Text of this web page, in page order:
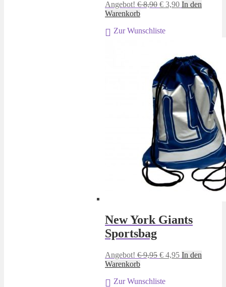
Angebot! €8,90 Ursprünglicher
€ 8,90
€ 3,90Aktueller
In den
Warenkorb
Zur Wunschliste
New York Giants
Sportsbag
Angebot! €9,95 Ursprünglicher
€ 9,95
€ 4,95Aktueller
In den
Warenkorb
Zur Wunschliste